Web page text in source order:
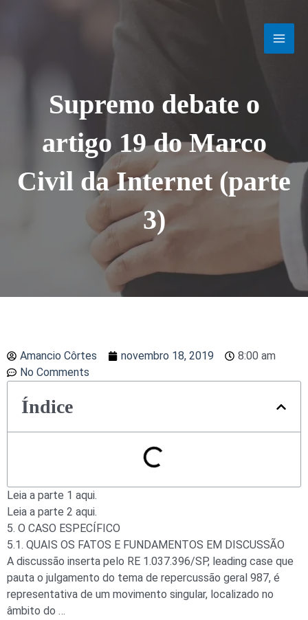
Supremo debate o
artigo 19 do Marco
Civil da Internet (parte
3)
Amancio Côrtes novembro 18, 2019
8:00 am
No Comments
Índice
Leia a parte 1 aqui.
Leia a parte 2 aqui.
5. O CASO ESPECÍFICO
5.1. QUAIS OS FATOS E FUNDAMENTOS EM DISCUSSÃO
A discussão inserta pelo RE 1.037.396/SP, leading case que
pauta o julgamento do tema de repercussão geral 987, é
representativa de um movimento singular, localizado no
âmbito do …